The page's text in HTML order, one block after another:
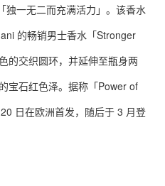
独一无二而充满活力」‌。该香水
的畅销男士香水「Stronger
的交织圆环，并延伸至瓶身两
宝石红色泽。据称「Power of
日在欧洲首发，随后于 3 月登